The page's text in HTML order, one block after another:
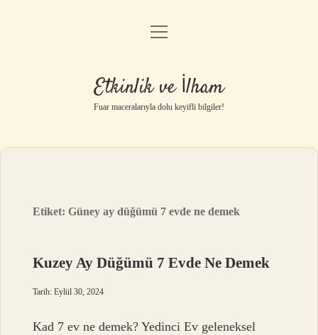
Anasayfa
Gizlilik Politikası
Yasal Uyarı
menüyü
Etkinlik ve İlham
Fuar maceralarıyla dolu keyifli bilgiler!
Etiket:Güney ay düğümü 7 evde ne demek
Kuzey Ay Düğümü 7 Evde Ne Demek
Tarih: Eylül 30, 2024
Kad 7 ev ne demek? Yedinci Ev geleneksel